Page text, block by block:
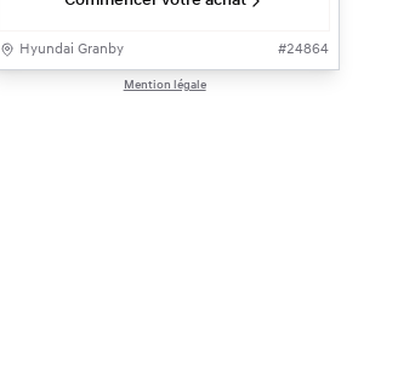
Hyundai Granby #24864
Mention légale